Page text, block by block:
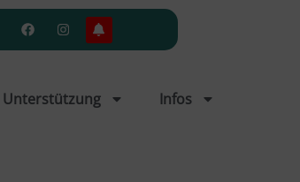
Unterstützung Infos